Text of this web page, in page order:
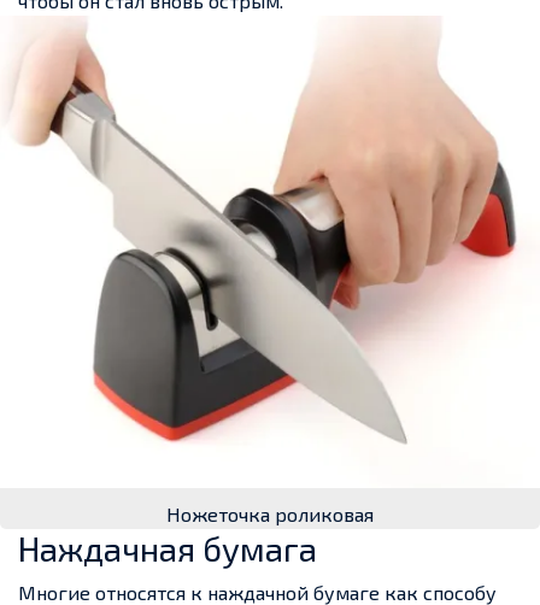
Ножеточка роликовая
Наждачная бумага
Многие относятся к наждачной бумаге как способу